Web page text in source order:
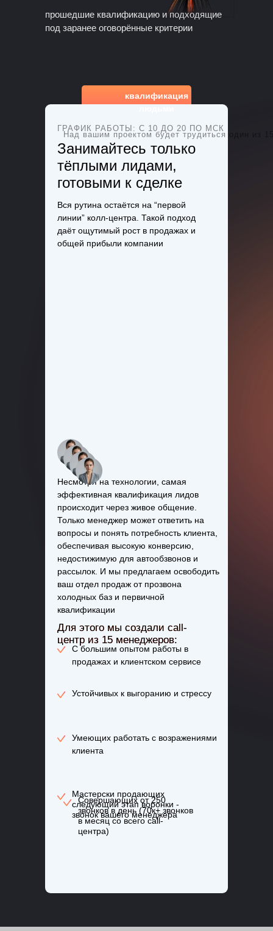
прошедшие квалификацию и подходящие
под заранее оговорённые критерии
квалификация
ГРАФИК РАБОТЫ: С 10 ДО 20 ПО МСК
Над вашим проектом будет трудиться один из
Занимайтесь только
тёплыми лидами,
готовыми к сделке
Для этого мы создали call-
центр из 15 менеджеров:
Несмотря на технологии, самая
эффективная квалификация лидов
происходит через живое общение.
Только менеджер может ответить на
вопросы и понять потребность клиента,
обеспечивая высокую конверсию,
недостижимую для автообзвонов и
рассылок. И мы предлагаем освободить
ваш отдел продаж от прозвона
холодных баз и первичной
квалификации
С большим опытом работы в
продажах и клиентском сервисе
Устойчивых к выгоранию и стрессу
Умеющих работать с возражениями
клиента
Мастерски продающих
следующий этап воронки -
звонок вашего менеджера
Совершающих от 250
звонков в день (70к+ звонков
в месяц со всего call-
центра)
Вся рутина остаётся на “первой
линии” колл-центра. Такой подход
даёт ощутимый рост в продажах и
общей прибыли компании